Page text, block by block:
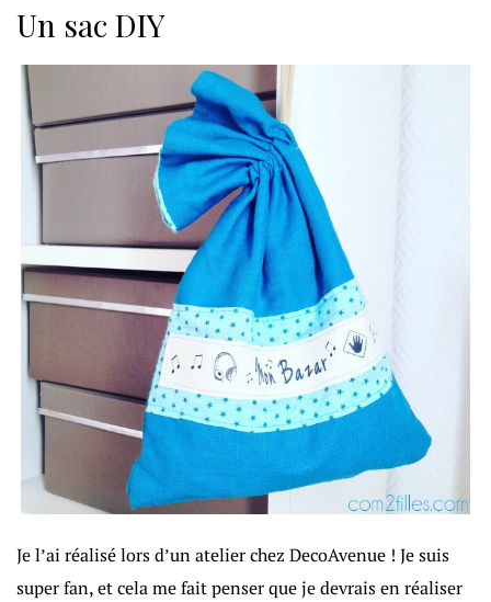
Un sac DIY
Je l’ai réalisé lors d’un atelier chez DecoAvenue ! Je suis
super fan, et cela me fait penser que je devrais en réaliser